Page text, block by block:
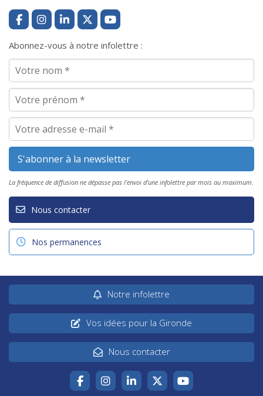
Abonnez-vous à notre infolettre :
La fréquence de diffusion ne dépasse pas l'envoi d'une infolettre par mois au maximum.
Nous contacter
Nos permanences
Notre infolettre
Vos idées pour la Gironde
Nous contacter